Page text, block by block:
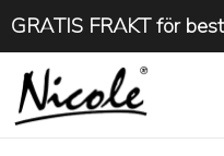
GRATIS FRAKT för